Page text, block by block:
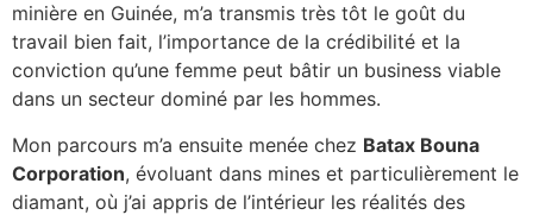
minière en Guinée, m’a transmis très tôt le goût du
travail bien fait, l’importance de la crédibilité et la
conviction qu’une femme peut bâtir un business viable
dans un secteur dominé par les hommes.
Mon parcours m’a ensuite menée chez Batax Bouna
Corporation, évoluant dans mines et particulièrement le
diamant, où j’ai appris de l’intérieur les réalités des